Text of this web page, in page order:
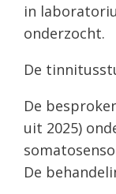
in
onderzocht.
De
De
uit 2025)
De